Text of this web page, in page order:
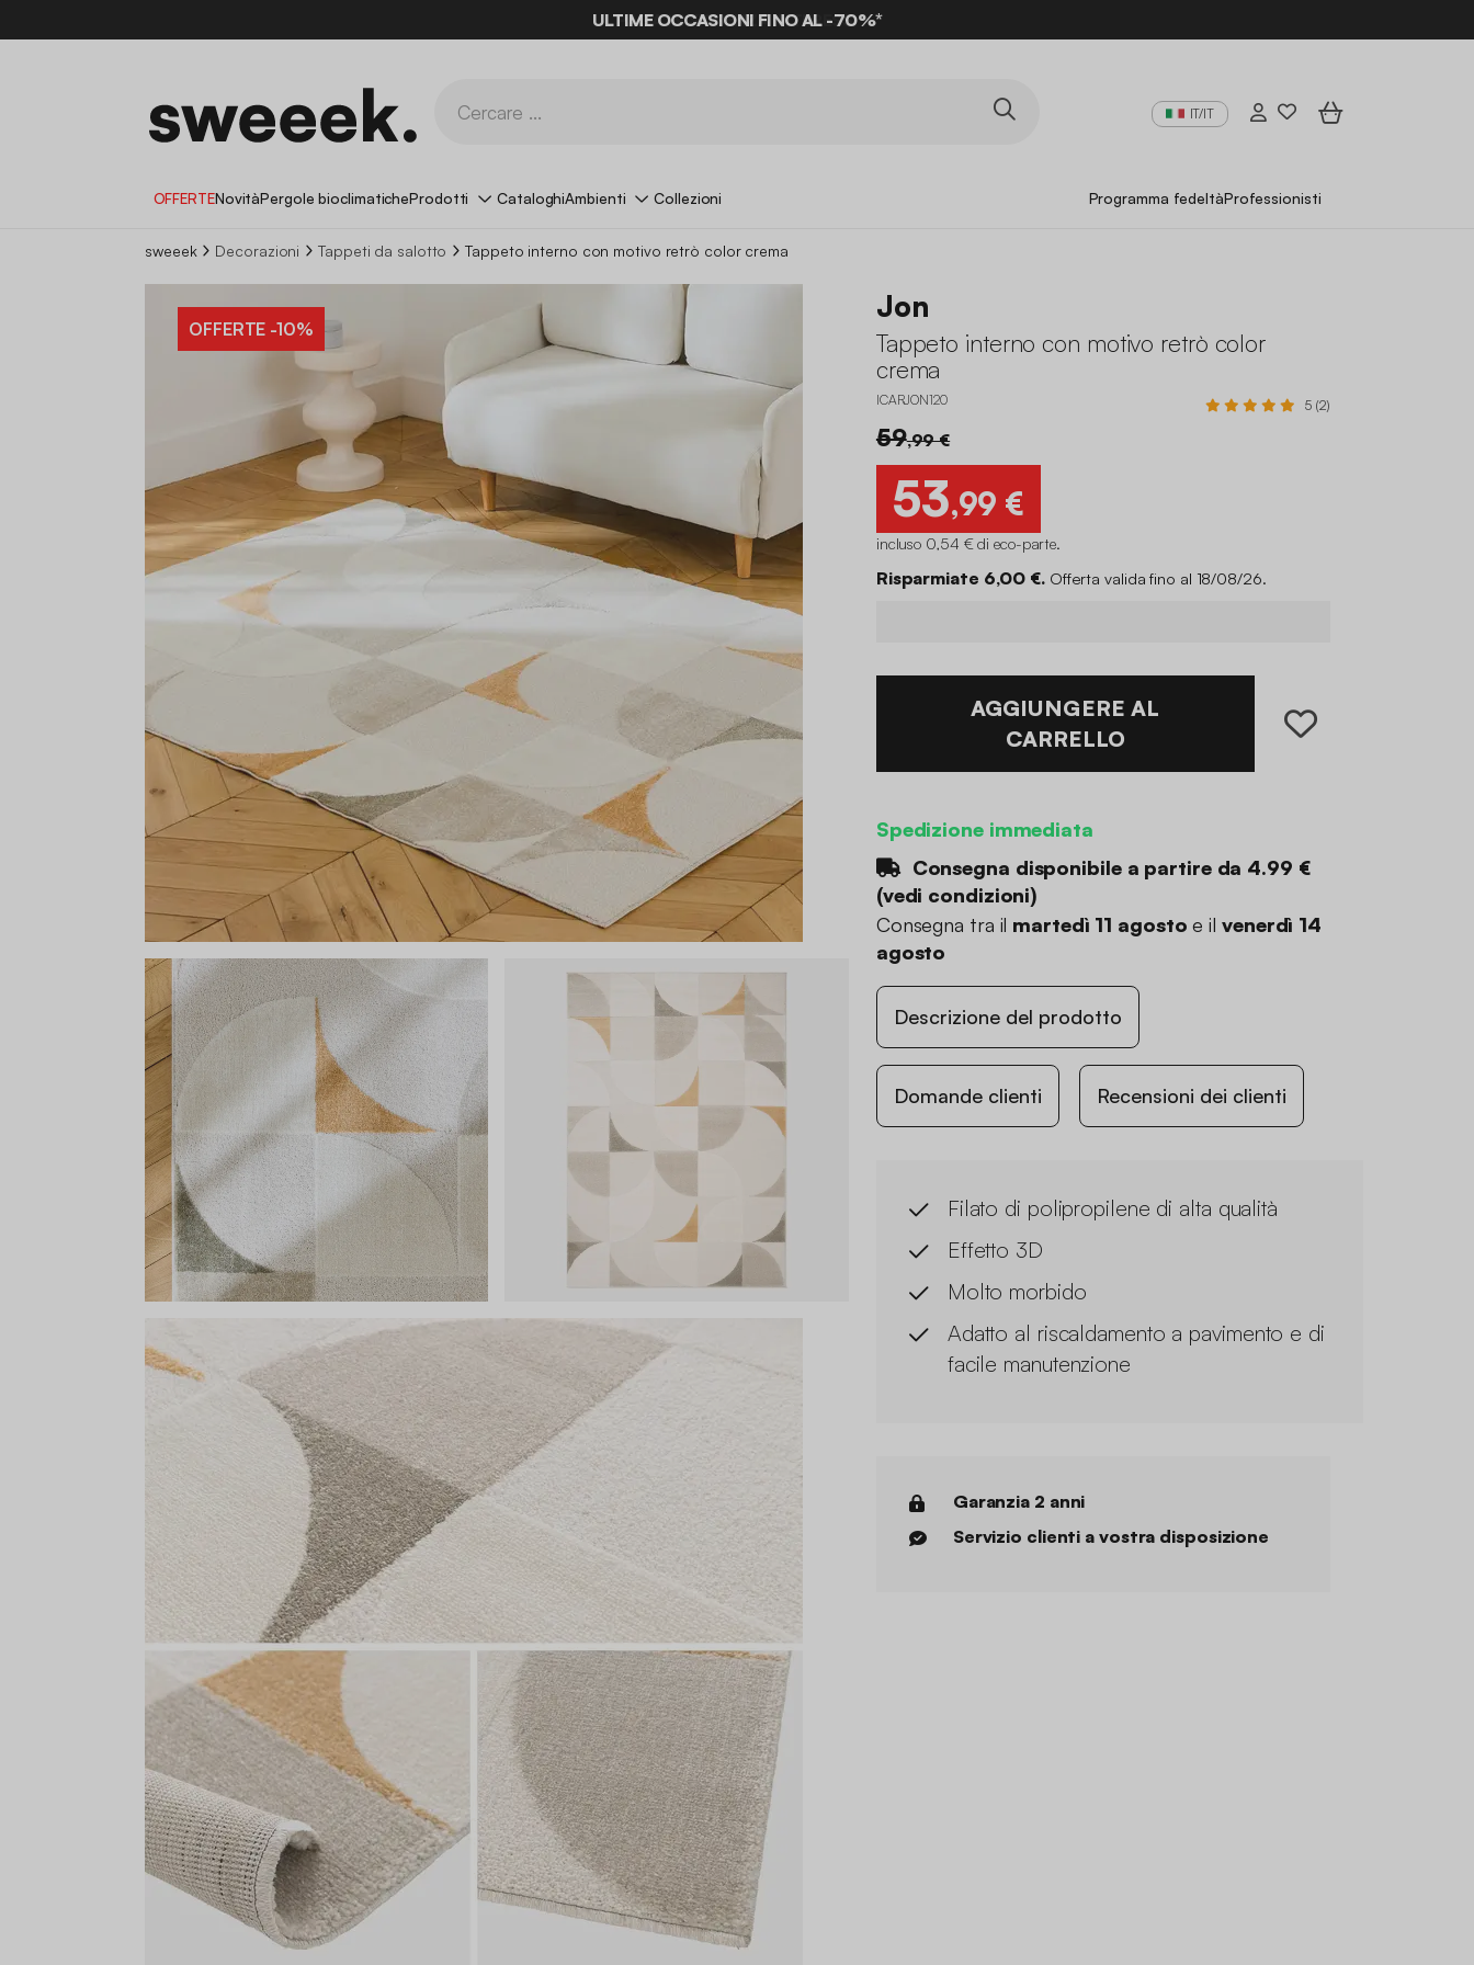
ULTIME OCCASIONI FINO AL -70%*
IT/IT
OFFERTENovitàPergole bioclimaticheProdotti CataloghiAmbienti Collezioni Programma fedeltàProfessionisti
sweeek Decorazioni Tappeti da salotto Tappeto interno con motivo retrò color crema
OFFERTE -10%
Jon
Tappeto interno con motivo retrò color
crema
ICARJON120 5 (2)
59,99 €
53,99 €
incluso 0,54 € di eco-parte.
Risparmiate 6,00 €. Offerta valida fino al 18/08/26.
AGGIUNGERE AL
CARRELLO
Spedizione immediata
Consegna disponibile a partire da 4.99 €
(vedi condizioni)
Consegna tra il martedì 11 agosto e il venerdì 14
agosto
Descrizione del prodotto
Domande clienti Recensioni dei clienti
Filato di polipropilene di alta qualità
Effetto 3D
Molto morbido
Adatto al riscaldamento a pavimento e di
facile manutenzione
Garanzia 2 anni
Servizio clienti a vostra disposizione